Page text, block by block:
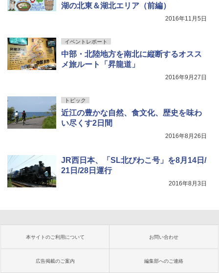
湖の北東＆湖北エリア（前編）
2016年11月5日
イベントレポート
中部・北陸地方を南北に縦断するオスス
メ旅ルート「昇龍道」
2016年9月27日
トピック
近江の豊かな自然、食文化、歴史を味わ
い尽くす2日間
2016年8月26日
JR西日本、「SL北びわこ号」を8月14日/
21日/28日運行
2016年8月3日
本サイトのご利用について お問い合わせ
広告掲載のご案内 編集部へのご連絡